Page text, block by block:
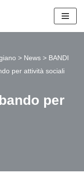
> News > BANDI
per attività sociali
per